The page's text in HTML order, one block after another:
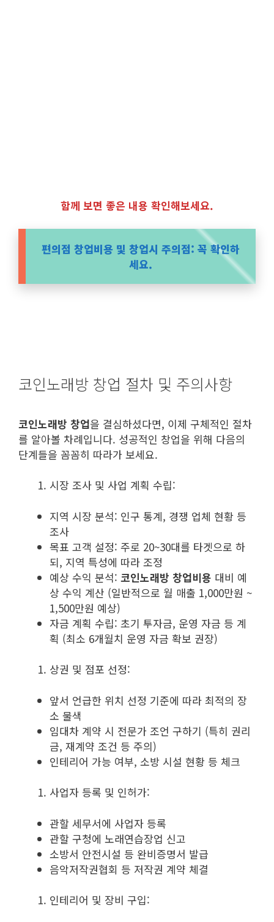
함께 보면 좋은 내용 확인해보세요.
편의점 창업비용 및 창업시 주의점: 꼭 확인하
세요.
코인노래방 창업 절차 및 주의사항
코인노래방 창업을 결심하셨다면, 이제 구체적인 절차
를 알아볼 차례입니다. 성공적인 창업을 위해 다음의
단계들을 꼼꼼히 따라가 보세요.
시장 조사 및 사업 계획 수립:
지역 시장 분석: 인구 통계, 경쟁 업체 현황 등
조사
목표 고객 설정: 주로 20~30대를 타겟으로 하
되, 지역 특성에 따라 조정
예상 수익 분석: 코인노래방 창업비용 대비 예
상 수익 계산 (일반적으로 월 매출 1,000만원 ~
1,500만원 예상)
자금 계획 수립: 초기 투자금, 운영 자금 등 계
획 (최소 6개월치 운영 자금 확보 권장)
상권 및 점포 선정:
앞서 언급한 위치 선정 기준에 따라 최적의 장
소 물색
임대차 계약 시 전문가 조언 구하기 (특히 권리
금, 재계약 조건 등 주의)
인테리어 가능 여부, 소방 시설 현황 등 체크
사업자 등록 및 인허가:
관할 세무서에 사업자 등록
관할 구청에 노래연습장업 신고
소방서 안전시설 등 완비증명서 발급
음악저작권협회 등 저작권 계약 체결
인테리어 및 장비 구입: